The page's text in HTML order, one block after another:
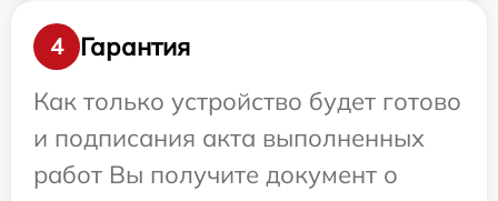
4
Гарантия
Как только устройство будет готово
и подписания акта выполненных
работ Вы получите документ о